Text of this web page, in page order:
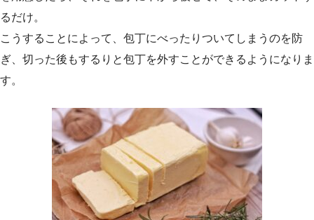
るだけ。
こうすることによって、包丁にべったりついてしまうのを防
ぎ、切った後もするりと包丁を外すことができるようになりま
す。